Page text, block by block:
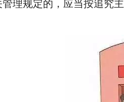
理规定的，应当按追究